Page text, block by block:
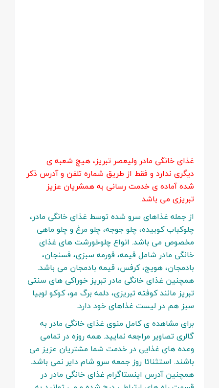
غذای خانگی مادر ولیعصر تبریز، هیچ شعبه ی
دیگری ندارد و فقط از طریق شماره تلفن و آدرس ذکر
شده آماده ی خدمت رسانی به همشریان عزیز
تبریزی می باشد.
از جمله غذاهای سرو شده توسط غذای خانگی مادر،
چلوکباب کوبیده، چلو جوجه، چلو مرغ و چلو ماهی
مخصوص می باشد. انواع چلوخورشت های غذای
خانگی مادر شامل قیمه، قورمه سبزی، فسنجان،
بادمجان، هویج، کرفس، قیمه بادمجان می باشد.
همچنین غذای خانگی مادر تبریز خوراکی های سنتی
تبریز مانند کوفته تبریزی، دلمه برگ مو، کوکو لوبیا
سبز هم در لیست غذاهای خود دارد.
برای مشاهده ی کامل منوی غذای خانگی مادر به
گالری تصاویر مراجعه نمایید. همه روزه در تمامی
وعده های غذایی در خدمت شما مشتریان عزیز می
باشند. استثنائا روز جمعه سرو شام دایر نمی باشد.
همچنین آدرس اینستاگرام غذای خانگی مادر در